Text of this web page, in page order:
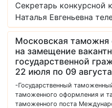
Секретарь конкурсной
Наталья Евгеньевна
Московская таможня
на замещение
государственной
22 июля по 09
-Государственный
таможенного оформления и
таможенного поста